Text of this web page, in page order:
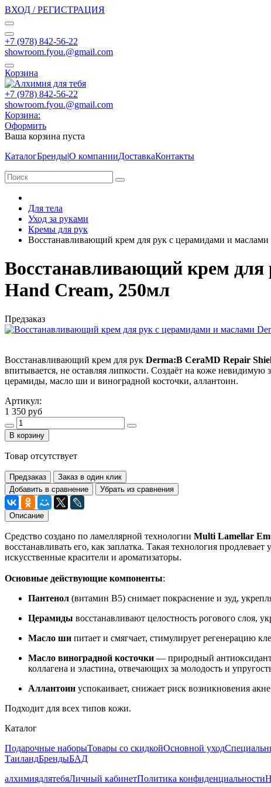
ВХОД / РЕГИСТРАЦИЯ
+7 (978) 842-56-22
showroom.fyou.@gmail.com
Корзина
+7 (978) 842-56-22
showroom.fyou.@gmail.com
Корзина:
Оформить
Ваша корзина пуста
КаталогБренды|О компанииДоставкаКонтакты
Для тела
Уход за руками
Кремы для рук
Восстанавливающий крем для рук с церамидами и
Восстанавливающий крем
Hand Cream, 250мл
Предзаказ
Восстанавливающий крем для рук Derma:B CeraMD Repair
впитывается, не оставляя липкости. Создаёт на коже
церамиды, масло ши и виноградной косточки, аллантоин.
Артикул:
1 350 руб
В корзину
Товар отсутствует
Предзаказ
Заказ в один клик
Добавить в сравнение
Убрать из сравнения
Описание
Средство создано по ламеллярной технологии Multi Lamellar
восстанавливать его, как заплатка. Такая технология
искусственные красители и ароматизаторы.
Основные действующие компоненты:
Пантенол (витамин B5) снимает покраснение и зуд,
Церамиды восстанавливают целостность рогового слоя,
Масло ши питает и смягчает, стимулирует регенерацию
Масло виноградной косточки — природный антиоксидант,
коллагена и эластина, отвечающих за молодость и
Аллантоин успокаивает, снижает риск возникновения
Подходит для всех типов кожи.
Каталог
Подарочные наборыТовары со скидкойОсновной уход
ТаиландБрендыБАД
алхимиядлятебяЛичный кабинетПолитика конфиденциальности